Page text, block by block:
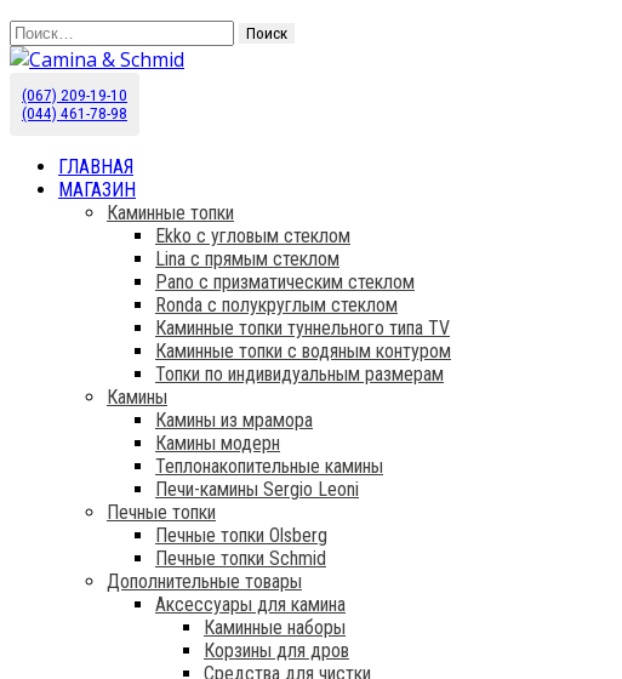
Найти:
Camina & Schmid
Камины Schmid купить в Украине. Эксклюзивный дистрибьютор.
(067) 209-19-10
(044) 461-78-98
ГЛАВНАЯ
МАГАЗИН
Каминные топки
Ekko с угловым стеклом
Lina с прямым стеклом
Pano с призматическим стеклом
Ronda с полукруглым стеклом
Каминные топки туннельного типа TV
Каминные топки с водяным контуром
Топки по индивидуальным размерам
Камины
Камины из мрамора
Камины модерн
Теплонакопительные камины
Печи-камины Sergio Leoni
Печные топки
Печные топки Olsberg
Печные топки Schmid
Дополнительные товары
Аксессуары для камина
Каминные наборы
Корзины для дров
Средства для чистки